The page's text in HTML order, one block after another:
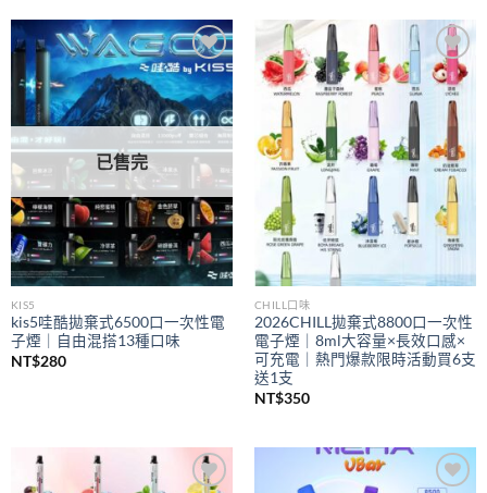
NT$300
到
NT$350
Add to
wishlist
已售完
KIS5
kis5哇酷拋棄式6500口一次性電
子煙｜自由混搭13種口味
NT$280
Add to
wishlist
CHILL口味
2026CHILL拋棄式8800口一次性
電子煙｜8ml大容量×長效口感×
可充電｜熱門爆款限時活動買6支
送1支
NT$350